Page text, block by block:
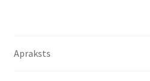
Apraksts